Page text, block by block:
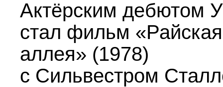
Актёрским дебютом
стал фильм «Райская
аллея» (1978)
с Сильвестром